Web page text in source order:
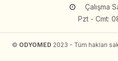
Çalışma
Pzt - Cmt:
© ODYOMED 2023 - Tüm hakları